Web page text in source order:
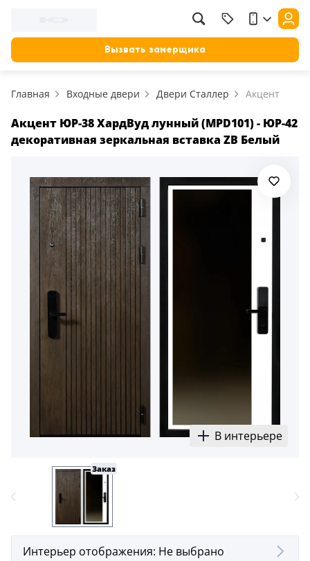
Вызвать замерщика
Главная Входные двери Двери Сталлер Акцент
Акцент ЮР-38 ХардВуд лунный (MPD101) - ЮР-42
декоративная зеркальная вставка ZB Белый
В интерьере
Заказ
Интерьер отображения: Не выбрано